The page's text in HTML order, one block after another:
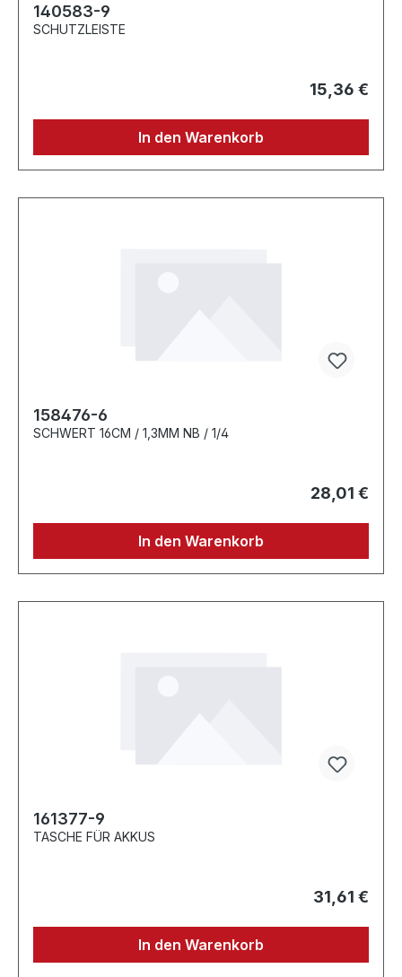
140583-9
SCHUTZLEISTE
15,36 €
In den Warenkorb
158476-6
SCHWERT 16CM / 1,3MM NB / 1/4
28,01 €
In den Warenkorb
161377-9
TASCHE FÜR AKKUS
31,61 €
In den Warenkorb